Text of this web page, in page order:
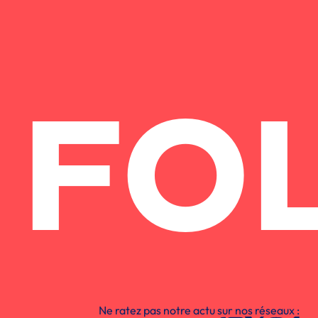
Ne ratez pas notre actu sur nos réseaux :